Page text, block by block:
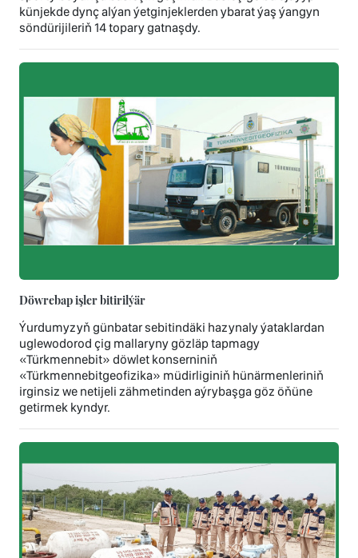
künjekde dynç alýan ýetginjeklerden ybarat ýaş ýangyn
söndürijileriň 14 topary gatnaşdy.
Döwrebap işler bitirilýär
Ýurdumyzyň günbatar sebitindäki hazynaly ýataklardan
uglewodorod çig mallaryny gözläp tapmagy
«Türkmennebit» döwlet konserniniň
«Türkmennebitgeofizika» müdirliginiň hünärmenleriniň
irginsiz we netijeli zähmetinden aýrybaşga göz öňüne
getirmek kyndyr.